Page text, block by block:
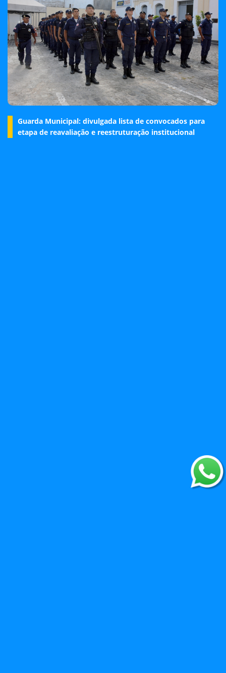
Guarda Municipal: divulgada lista de convocados para
etapa de reavaliação e reestruturação institucional